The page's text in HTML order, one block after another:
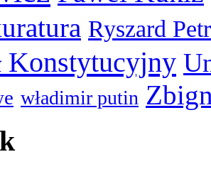
Ryszard
Konstytucyjny
władimir putin